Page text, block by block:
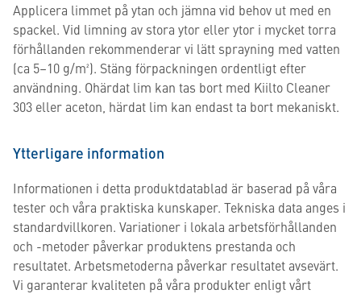
Applicera limmet på ytan och jämna vid behov ut med en
spackel. Vid limning av stora ytor eller ytor i mycket torra
förhållanden rekommenderar vi lätt sprayning med vatten
(ca 5–10 g/m²). Stäng förpackningen ordentligt efter
användning. Ohärdat lim kan tas bort med Kiilto Cleaner
303 eller aceton, härdat lim kan endast ta bort mekaniskt.
Ytterligare information
Informationen i detta produktdatablad är baserad på våra
tester och våra praktiska kunskaper. Tekniska data anges i
standardvillkoren. Variationer i lokala arbetsförhållanden
och -metoder påverkar produktens prestanda och
resultatet. Arbetsmetoderna påverkar resultatet avsevärt.
Vi garanterar kvaliteten på våra produkter enligt vårt